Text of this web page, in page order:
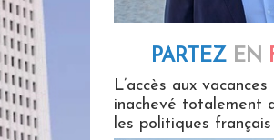
PARTEZ EN
L’accès aux
inachevé totalement
les politiques français